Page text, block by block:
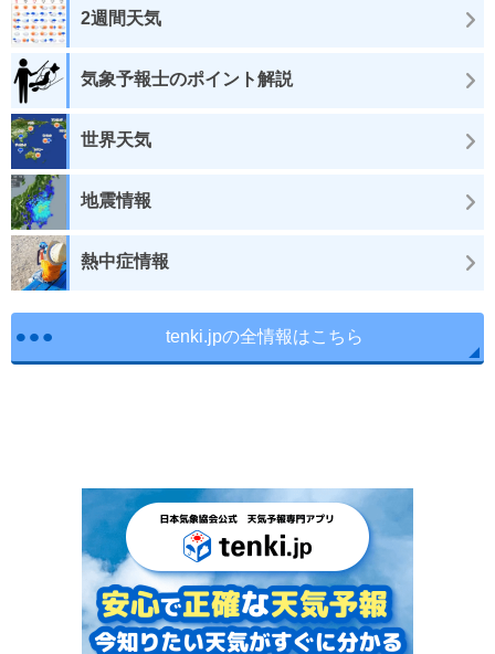
2週間天気
気象予報士のポイント解説
世界天気
地震情報
熱中症情報
tenki.jpの全情報はこちら